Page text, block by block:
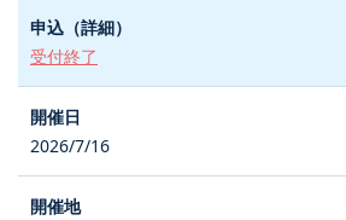
受付終了
2026/7/16